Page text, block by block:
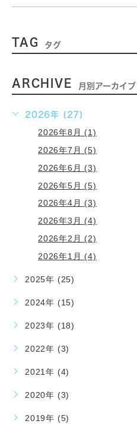
TAG タグ
ARCHIVE 月別アーカイブ
2026年 (27)
2026年8月 (1)
2026年7月 (5)
2026年6月 (3)
2026年5月 (5)
2026年4月 (3)
2026年3月 (4)
2026年2月 (2)
2026年1月 (4)
2025年 (25)
2024年 (15)
2023年 (18)
2022年 (3)
2021年 (4)
2020年 (3)
2019年 (5)